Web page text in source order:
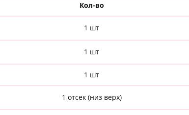
Кол-во
1 шт
1 шт
1 шт
1 отсек (низ верх)